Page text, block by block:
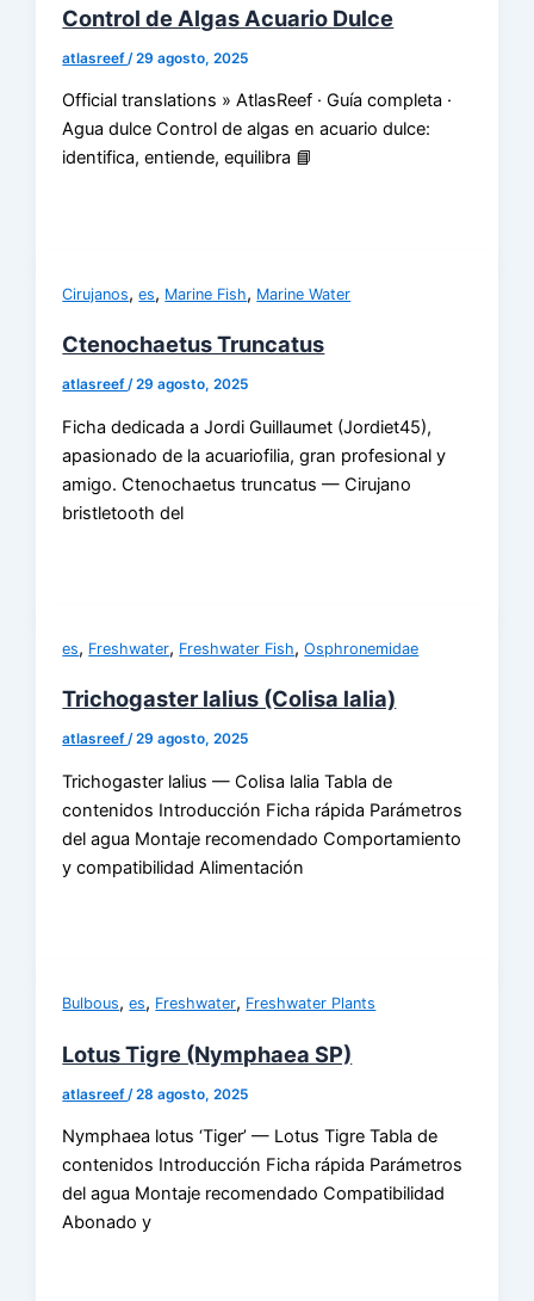
Control de Algas Acuario Dulce
atlasreef /29 agosto, 2025
Official translations » AtlasReef · Guía completa ·
Agua dulce Control de algas en acuario dulce:
identifica, entiende, equilibra 📘
Cirujanos,es, Marine Fish, Marine Water
Ctenochaetus Truncatus
atlasreef/29 agosto, 2025
Ficha dedicada a Jordi Guillaumet (Jordiet45),
apasionado de la acuariofilia, gran profesional y
amigo. Ctenochaetus truncatus — Cirujano
bristletooth del
es, Freshwater, Freshwater Fish,Osphronemidae
Trichogaster lalius (Colisa lalia)
atlasreef/29 agosto, 2025
Trichogaster lalius — Colisa lalia Tabla de
contenidos Introducción Ficha rápida Parámetros
del agua Montaje recomendado Comportamiento
y compatibilidad Alimentación
Bulbous,es, Freshwater, Freshwater Plants
Lotus Tigre (Nymphaea SP)
atlasreef /28 agosto, 2025
Nymphaea lotus ‘Tiger’ — Lotus Tigre Tabla de
contenidos Introducción Ficha rápida Parámetros
del agua Montaje recomendado Compatibilidad
Abonado y